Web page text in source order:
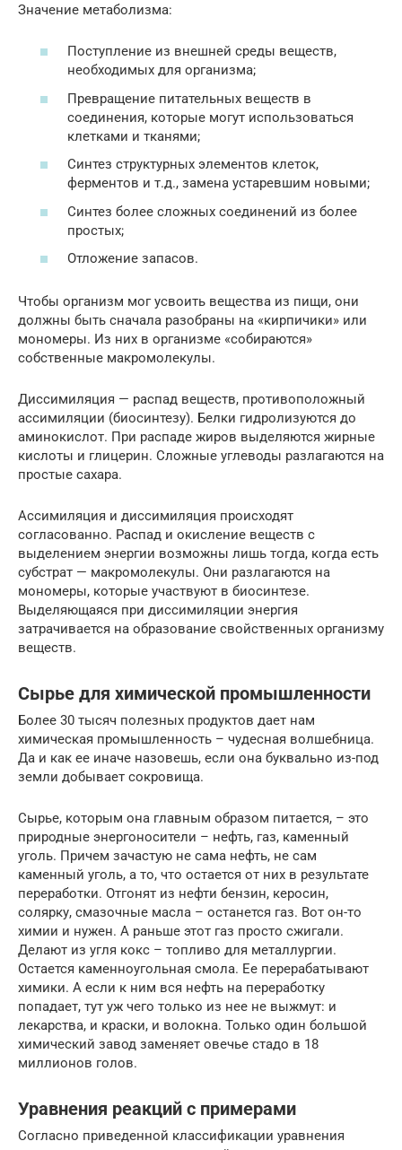
Значение метаболизма:
Поступление из внешней среды веществ,
необходимых для организма;
Превращение питательных веществ в
соединения, которые могут использоваться
клетками и тканями;
Синтез структурных элементов клеток,
ферментов и т.д., замена устаревшим новыми;
Синтез более сложных соединений из более
простых;
Отложение запасов.
Чтобы организм мог усвоить вещества из пищи, они
должны быть сначала разобраны на «кирпичики» или
мономеры. Из них в организме «собираются»
собственные макромолекулы.
Диссимиляция — распад веществ, противоположный
ассимиляции (биосинтезу). Белки гидролизуются до
аминокислот. При распаде жиров выделяются жирные
кислоты и глицерин. Сложные углеводы разлагаются на
простые сахара.
Ассимиляция и диссимиляция происходят
согласованно. Распад и окисление веществ с
выделением энергии возможны лишь тогда, когда есть
субстрат — макромолекулы. Они разлагаются на
мономеры, которые участвуют в биосинтезе.
Выделяющаяся при диссимиляции энергия
затрачивается на образование свойственных организму
веществ.
Сырье для химической промышленности
Более 30 тысяч полезных продуктов дает нам
химическая промышленность – чудесная волшебница.
Да и как ее иначе назовешь, если она буквально из-под
земли добывает сокровища.
Сырье, которым она главным образом питается, – это
природные энергоносители – нефть, газ, каменный
уголь. Причем зачастую не сама нефть, не сам
каменный уголь, а то, что остается от них в результате
переработки. Отгонят из нефти бензин, керосин,
солярку, смазочные масла – останется газ. Вот он-то
химии и нужен. А раньше этот газ просто сжигали.
Делают из угля кокс – топливо для металлургии.
Остается каменноугольная смола. Ее перерабатывают
химики. А если к ним вся нефть на переработку
попадает, тут уж чего только из нее не выжмут: и
лекарства, и краски, и волокна. Только один большой
химический завод заменяет овечье стадо в 18
миллионов голов.
Уравнения реакций с примерами
Согласно приведенной классификации уравнения